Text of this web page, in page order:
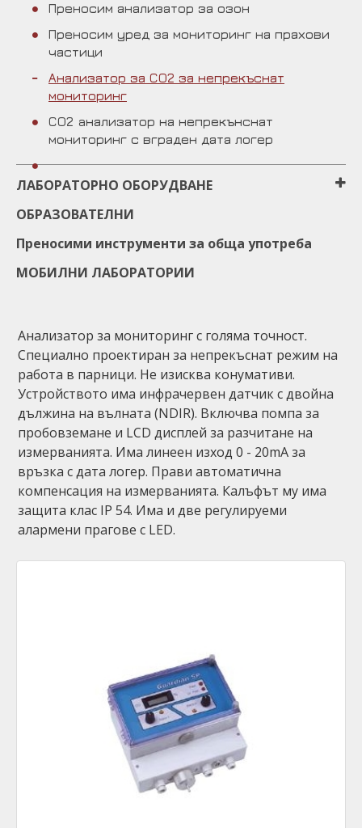
Преносим анализатор за озон
Преносим уред за мониторинг на прахови
частици
Анализатор за CO2 за непрекъснат
мониторинг
CO2 aнализатор на непрекънснат
мониторинг с вграден дата логер
ЛАБОРАТОРНО ОБОРУДВАНЕ
ОБРАЗОВАТЕЛНИ
Преносими инструменти за обща употреба
МОБИЛНИ ЛАБОРАТОРИИ
Анализатор за мониторинг с голяма точност.
Специално проектиран за непрекъснат режим на
работа в парници. Не изисква конумативи.
Устройството има инфрачервен датчик с двойна
дължина на вълната (NDIR). Включва помпа за
пробовземане и LCD дисплей за разчитане на
измерванията. Има линеен изход 0 - 20mА за
връзка с дата логер. Прави автоматична
компенсация на измерванията. Калъфът му има
защитa клас IP 54. Има и две регулируеми
алармени прагове с LED.